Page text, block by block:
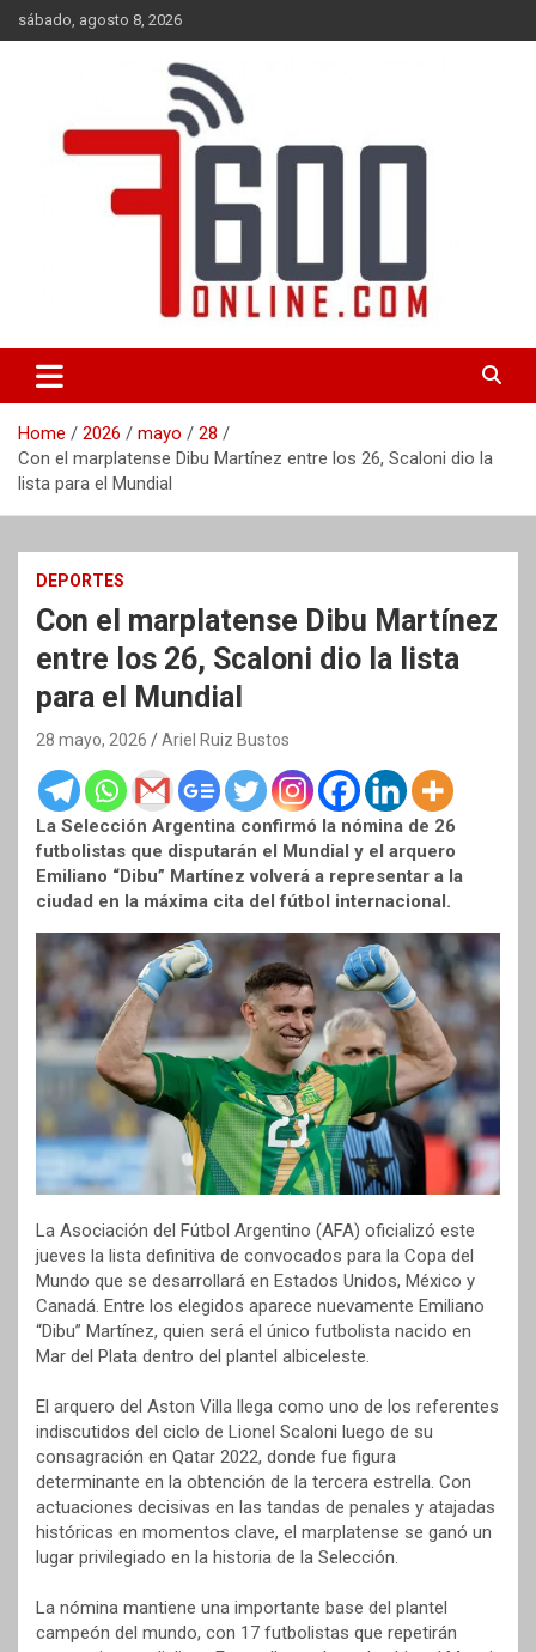
Skip
to
sábado, agosto 8, 2026
7600 online
nacional e internacional, deportiva y cultural.
Home 2026 mayo
28
Con el marplatense Dibu Martínez entre los 26, Scaloni dio la
lista para el Mundial
DEPORTES
Con el marplatense Dibu Martínez
entre los 26, Scaloni dio la lista
para el Mundial
28 mayo, 2026 Ariel Ruiz Bustos
La Selección Argentina confirmó la nómina de 26
futbolistas que disputarán el Mundial y el arquero
Emiliano “Dibu” Martínez volverá a representar a la
ciudad en la máxima cita del fútbol internacional.
La Asociación del Fútbol Argentino (AFA) oficializó este
jueves la lista definitiva de convocados para la Copa del
Mundo que se desarrollará en Estados Unidos, México y
Canadá. Entre los elegidos aparece nuevamente Emiliano
“Dibu” Martínez, quien será el único futbolista nacido en
Mar del Plata dentro del plantel albiceleste.
El arquero del Aston Villa llega como uno de los referentes
indiscutidos del ciclo de Lionel Scaloni luego de su
consagración en Qatar 2022, donde fue figura
determinante en la obtención de la tercera estrella. Con
actuaciones decisivas en las tandas de penales y atajadas
históricas en momentos clave, el marplatense se ganó un
lugar privilegiado en la historia de la Selección.
La nómina mantiene una importante base del plantel
campeón del mundo, con 17 futbolistas que repetirán